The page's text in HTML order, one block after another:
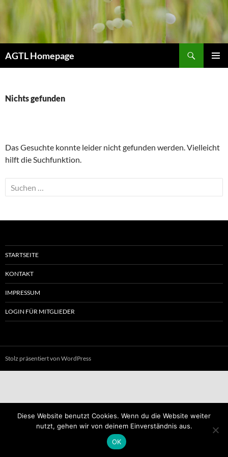
Inhalt
AGTL Homepage
Nichts gefunden
Das Gesuchte konnte leider nicht gefunden werden. Vielleicht
hilft die Suchfunktion.
Suchen
nach:
STARTSEITE
KONTAKT
IMPRESSUM
LOGIN FÜR MITGLIEDER
Stolz präsentiert von WordPress
Diese Website benutzt Cookies. Wenn du die Website weiter
nutzt, gehen wir von deinem Einverständnis aus.
OK